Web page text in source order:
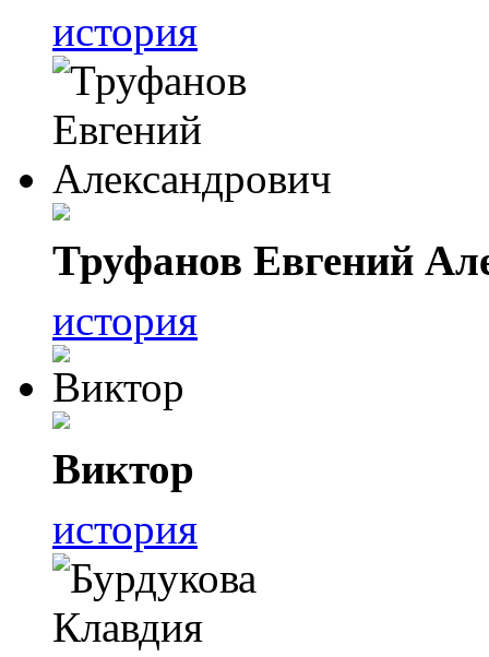
история
Труфанов Евгений
история
Виктор
история